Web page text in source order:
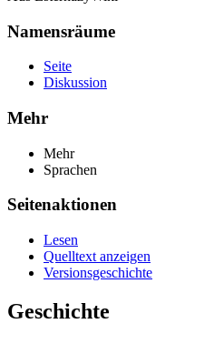
Namensräume
Seite
Diskussion
Mehr
Mehr
Sprachen
Seitenaktionen
Lesen
Quelltext anzeigen
Versionsgeschichte
Geschichte